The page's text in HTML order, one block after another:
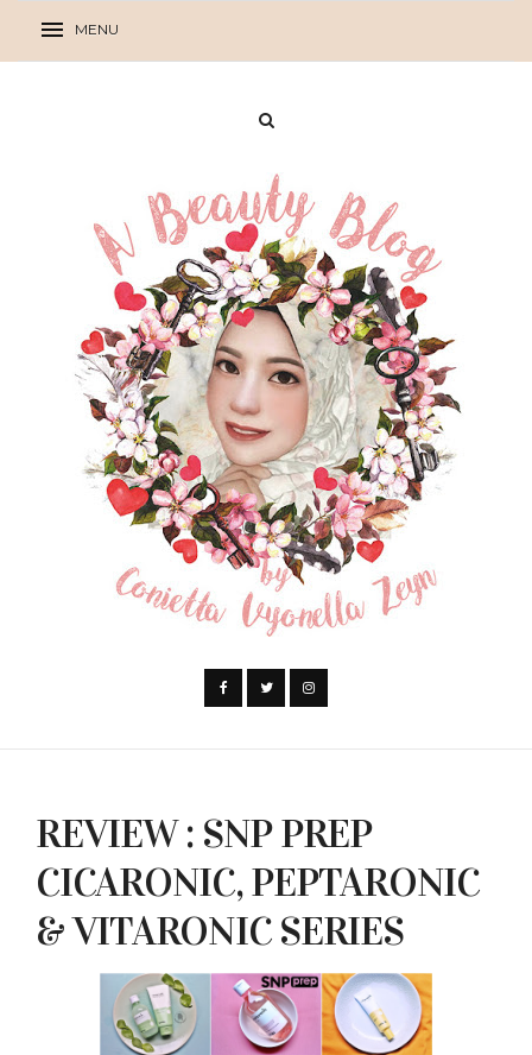
REVIEW : SNP PREP
CICARONIC, PEPTARONIC
& VITARONIC SERIES